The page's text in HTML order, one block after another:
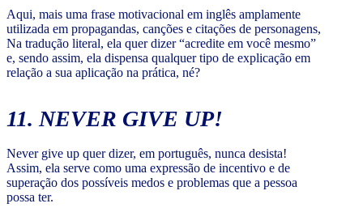
Aqui, mais uma frase motivacional em inglês amplamente
utilizada em propagandas, canções e citações de personagens,
Na tradução literal, ela quer dizer “acredite em você mesmo”
e, sendo assim, ela dispensa qualquer tipo de explicação em
relação a sua aplicação na prática, né?
11. NEVER GIVE UP!
Never give up quer dizer, em português, nunca desista!
Assim, ela serve como uma expressão de incentivo e de
superação dos possíveis medos e problemas que a pessoa
possa ter.